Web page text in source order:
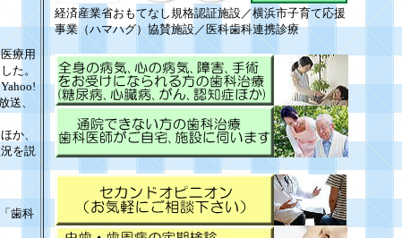
療用
た。
送、
か、
を説
歯科
経済産業省おもてなし規格認証施設／横浜市子育て応援
事業（ハマハグ） 協賛施設／医科歯科連携診療